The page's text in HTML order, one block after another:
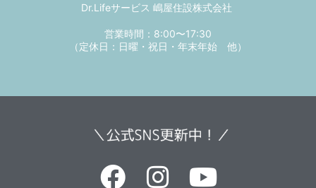
Dr.Lifeサービス 嶋屋住設株式会社
営業時間：8:00〜17:30
（定休日：日曜・祝日・年末年始 他）